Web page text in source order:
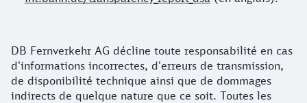
DB Fernverkehr AG décline toute responsabilité en cas
d'informations incorrectes, d'erreurs de transmission,
de disponibilité technique ainsi que de dommages
indirects de quelque nature que ce soit. Toutes les